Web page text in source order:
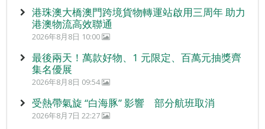
港珠澳大橋澳門跨境貨物轉運站啟用三周年 助力
港澳物流高效聯通
2026年8月8日 10:00
最後兩天！萬款好物、1 元限定、百萬元抽獎齊
集名優展
2026年8月8日 09:54
受熱帶氣旋 “白海豚” 影響 部分航班取消
2026年8月7日 22:27